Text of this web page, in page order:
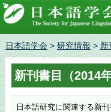
日本語学会> 研究情報 > 新
新刊書目（2014
日本語研究に関連する新